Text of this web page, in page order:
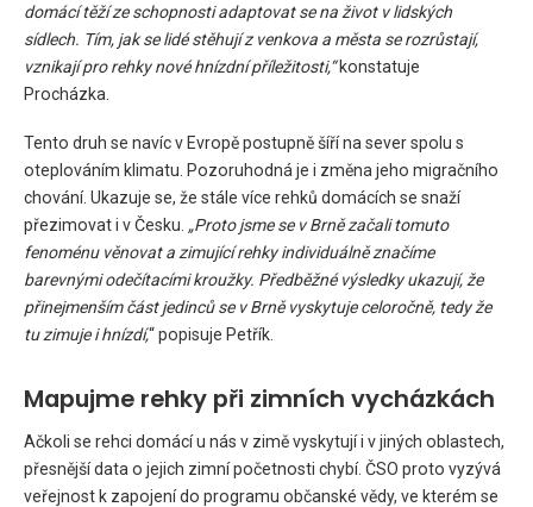
domácí těží ze schopnosti adaptovat se na život v lidských
sídlech. Tím, jak se lidé stěhují z venkova a města se rozrůstají,
vznikají pro rehky nové hnízdní příležitosti,“konstatuje
Procházka.
Tento druh se navíc v Evropě postupně šíří na sever spolu s
oteplováním klimatu. Pozoruhodná je i změna jeho migračního
chování. Ukazuje se, že stále více rehků domácích se snaží
přezimovat i v Česku. „Proto jsme se v Brně začali tomuto
fenoménu věnovat a zimující rehky individuálně značíme
barevnými odečítacími kroužky. Předběžné výsledky ukazují, že
přinejmenším část jedinců se v Brně vyskytuje celoročně, tedy že
tu zimuje i hnízdí,“popisuje Petřík.
Mapujme rehky při zimních vycházkách
Ačkoli se rehci domácí u nás v zimě vyskytují i v jiných oblastech,
přesnější data o jejich zimní početnosti chybí. ČSO proto vyzývá
veřejnost k zapojení do programu občanské vědy, ve kterém se